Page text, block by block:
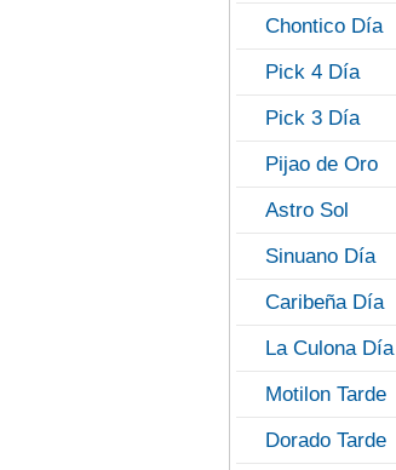
Chontico Día
Pick 4 Día
Pick 3 Día
Pijao de Oro
Astro Sol
Sinuano Día
Caribeña Día
La Culona Día
Motilon Tarde
Dorado Tarde